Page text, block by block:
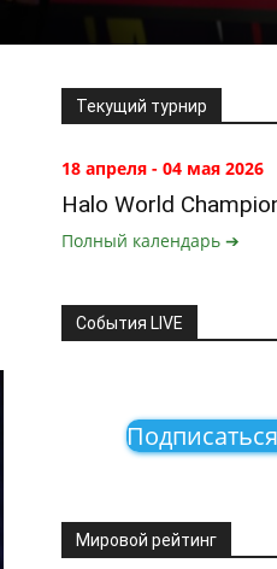
Текущий турнир
18 апреля - 04 мая 2026
Halo World
Полный календарь ➔
События LIVE
Мировой рейтинг